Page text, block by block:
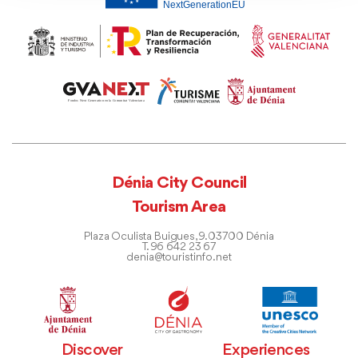
Dénia City Council
Tourism Area
Plaza Oculista Buigues, 9. 03700 Dénia
T. 96 642 23 67
denia@touristinfo.net
Discover Experiences